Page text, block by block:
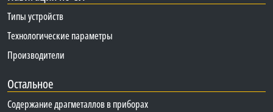
Типы устройств
Технологические параметры
Производители
Остальное
Содержание драгметаллов в приборах